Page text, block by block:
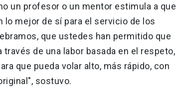
un profesor o un mentor estimula a que
mejor de sí para el servicio de los
que ustedes han permitido que
de una labor basada en el respeto,
que pueda volar alto, más rápido, con
sostuvo.